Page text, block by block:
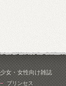
少女・女性向け雑誌
プリンセス